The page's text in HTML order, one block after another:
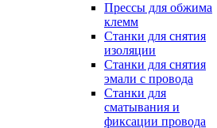
Прессы для обжима
клемм
Станки для снятия
изоляции
Станки для снятия
эмали с провода
Станки для
сматывания и
фиксации провода